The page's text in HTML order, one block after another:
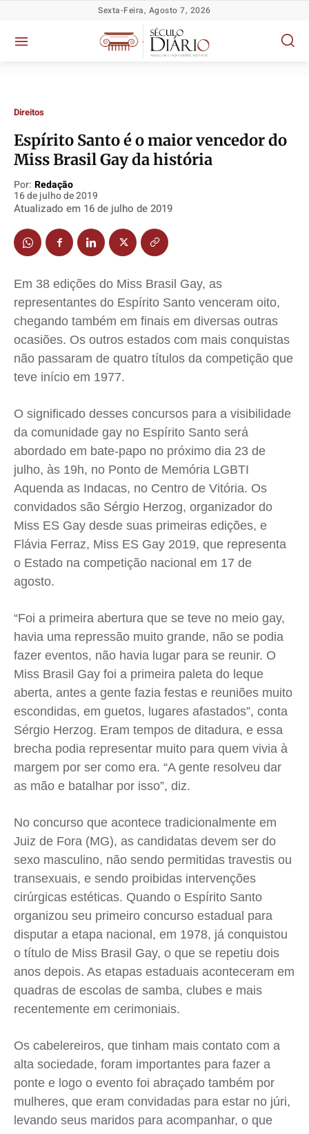
Política
Socioeconômicas
TV Século
Justiça
Educação
Meio Ambiente
Saúde
Cidades
Direitos
Economia
Colunas
Gustavo Bastos
Jr Mignone (in memorian)
Wanda Sily
Publicidade Legal
Quem Somos
Expediente
Contato
Anuncie
Privacidade
Política
Socioeconômicas
TV Século
Justiça
Educação
Meio Ambiente
Saúde
Cidades
Direitos
Economia
Colunas
Gustavo Bastos
Jr Mignone (in memorian)
Wanda Sily
Publicidade Legal
Quem Somos
Expediente
Contato
Anuncie
Privacidade
Política
Socioeconômicas
TV Século
Justiça
Educação
Meio Ambiente
Saúde
Cidades
Direitos
Economia
Colunas
Gustavo Bastos
Jr Mignone (in memorian)
Wanda Sily
Publicidade Legal
Quem Somos
Expediente
Contato
Anuncie
Privacidade
Política
Socioeconômicas
TV Século
Justiça
Educação
Meio Ambiente
Saúde
Cidades
Direitos
Economia
Colunas
Gustavo Bastos
Jr Mignone (in memorian)
Wanda Sily
Publicidade Legal
Quem Somos
Expediente
Contato
Anuncie
Privacidade
Sexta-Feira, Agosto 7, 2026
Direitos
Espírito Santo é o maior vencedor do
Miss Brasil Gay da história
Por: Redação
16 de julho de 2019
Atualizado em 16 de julho de 2019
Em 38 edições do Miss Brasil Gay, as
representantes do Espírito Santo venceram oito,
chegando também em finais em diversas outras
ocasiões. Os outros estados com mais conquistas
não passaram de quatro títulos da competição que
teve início em 1977.
O significado desses concursos para a visibilidade
da comunidade gay no Espírito Santo será
abordado em bate-papo no próximo dia 23 de
julho, às 19h, no Ponto de Memória LGBTI
Aquenda as Indacas, no Centro de Vitória. Os
convidados são Sérgio Herzog, organizador do
Miss ES Gay desde suas primeiras edições, e
Flávia Ferraz, Miss ES Gay 2019, que representa
o Estado na competição nacional em 17 de
agosto.
“Foi a primeira abertura que se teve no meio gay,
havia uma repressão muito grande, não se podia
fazer eventos, não havia lugar para se reunir. O
Miss Brasil Gay foi a primeira paleta do leque
aberta, antes a gente fazia festas e reuniões muito
escondidas, em guetos, lugares afastados”, conta
Sérgio Herzog. Eram tempos de ditadura, e essa
brecha podia representar muito para quem vivia à
margem por ser como era. “A gente resolveu dar
as mão e batalhar por isso”, diz.
No concurso que acontece tradicionalmente em
Juiz de Fora (MG), as candidatas devem ser do
sexo masculino, não sendo permitidas travestis ou
transexuais, e sendo proibidas intervenções
cirúrgicas estéticas. Quando o Espírito Santo
organizou seu primeiro concurso estadual para
disputar a etapa nacional, em 1978, já conquistou
o título de Miss Brasil Gay, o que se repetiu dois
anos depois. As etapas estaduais aconteceram em
quadras de escolas de samba, clubes e mais
recentemente em cerimoniais.
Os cabelereiros, que tinham mais contato com a
alta sociedade, foram importantes para fazer a
ponte e logo o evento foi abraçado também por
mulheres, que eram convidadas para estar no júri,
levando seus maridos para acompanhar, o que